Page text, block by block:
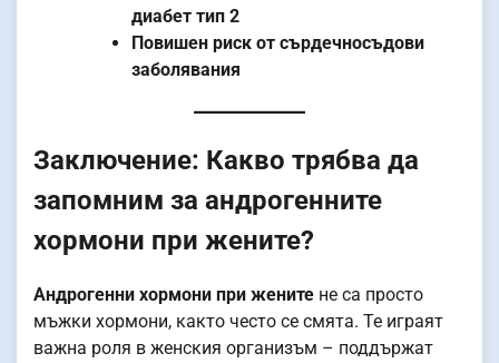
диабет тип 2
Повишен риск от сърдечносъдови
заболявания
Заключение: Какво трябва да
запомним за андрогенните
хормони при жените?
Андрогенни хормони при жените не са просто
мъжки хормони, както често се смята. Те играят
важна роля в женския организъм – поддържат